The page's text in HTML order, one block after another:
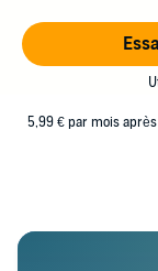
5,99 € par mois